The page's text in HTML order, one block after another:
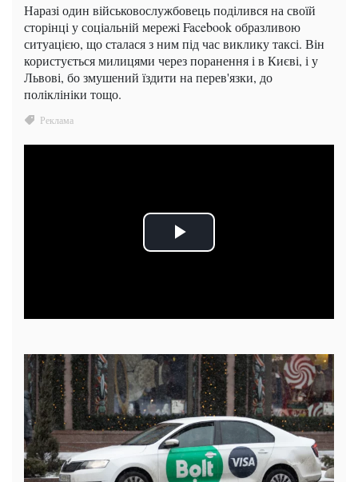
Наразі один військовослужбовець поділився на своїй
сторінці у соціальній мережі Facebook образливою
ситуацією, що сталася з ним під час виклику таксі. Він
користується милицями через поранення і в Києві, і у
Львові, бо змушений їздити на перев'язки, до
поліклініки тощо.